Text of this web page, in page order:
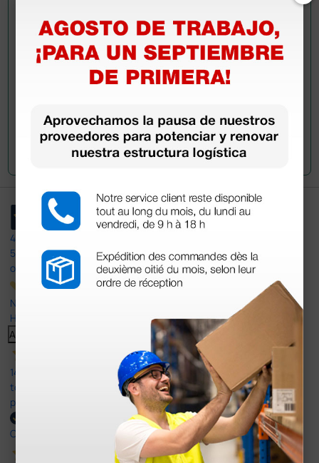
han adquirido este producto.
Envía tu pregunta
4,4
597
opiniones
Nuestras reseñas de 4 y 5 estrellas.
Haga clic aquí para leerlos todos >
Anterior
14 Jul 2026
todo correcto. podria señalar que un poco caro los portes y el
plazo de entrega se alarga.
Comprador verificado